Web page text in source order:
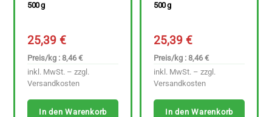
500 g
25,39€
Preis/kg : 8,46 €
inkl. MwSt. – zzgl.
Versandkosten
In den Warenkorb
500 g
25,39€
Preis/kg : 8,46 €
inkl. MwSt. – zzgl.
Versandkosten
In den Warenkorb